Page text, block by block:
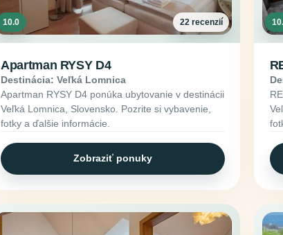
10.0 22 recenzií
Apartman RYSY D4
Destinácia: Veľká Lomnica
Apartman RYSY D4 ponúka ubytovanie v destinácii
Veľká Lomnica, Slovensko. Pozrite si vybavenie,
fotky a ďalšie informácie.
Zobraziť ponuky